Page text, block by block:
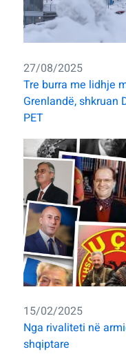
27/08/2025
Tre burra me lidhje
Grenlandë, shkruan
PET
15/02/2025
Nga rivaliteti në
shqiptare